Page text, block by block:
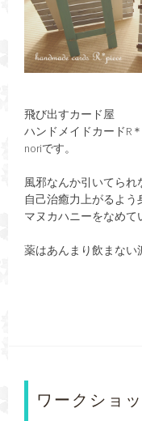
飛び出すカード屋
ハンドメイドカードR
noriです。
風邪なんか引いてられ
自己治癒力上がるよう
マヌカハニーをなめて
ワークショ